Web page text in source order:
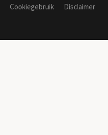
Cookiegebruik
Disclaimer